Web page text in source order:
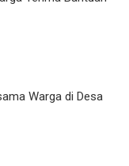
Warga di Desa